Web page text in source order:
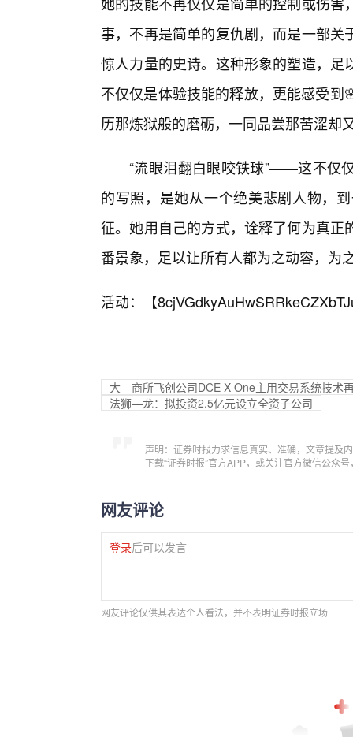
事，不再是简单的复仇剧，而是一部
惊人力量的史诗。这种形象的塑造，
不仅仅是体验技能的释放，更能感受
历那炼狱般的磨砺，一同品尝那苦涩却
“流眼泪翻白眼咬铁球”——这不仅
的写照，是她从一个绝美悲剧人物，
征。她用自己的方式，诠释了何为真
番景象，足以让所有人都为之动容，为
活动：【
大—商所飞创公司DCE X-One主用交易系统技术
法狮—龙：拟投资2.5亿元设立全资子公司
声明：证券时报力求信息真实、准确，文章提及
下载“证券时报”官方APP，或关注官方微信公众
网友评论
登录后可以发言
网友评论仅供其表达个人看法，并不表明证券时报立场